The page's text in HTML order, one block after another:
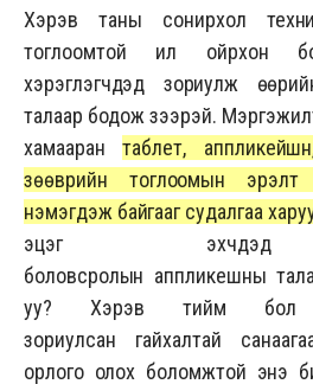
Хэрэв таны сонирхол
тоглоомтой илүү ойрхон
хэрэглэгчдэд зориулж
талаар бодож үзээрэй.
хамаарантаблет, аппликейшн,
зөөврийн тоглоомын
нэмэгдэж байгааг судалгаа
эцэг эхчүүдэд
боловсролын аппликешны
уу? Хэрэв тийм бол
зориулсан гайхалтай
орлого олох боломжтой энэ